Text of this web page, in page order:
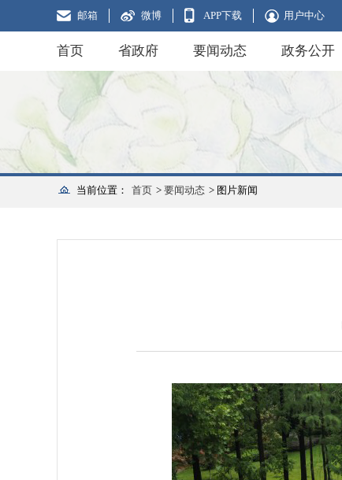
邮箱 微博 APP下载 用户中心
首页 省政府 要闻动态 政务公开
当前位置： 首页 > 要闻动态 > 图片新闻